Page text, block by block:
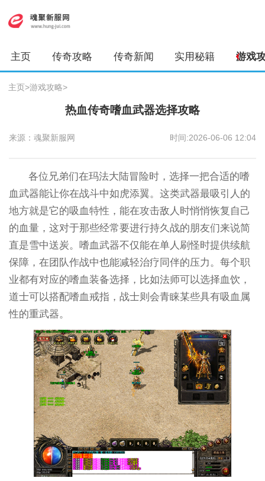
主页 传奇攻略 传奇新闻 实用秘籍 游戏
主页>游戏攻略>
热血传奇嗜血武器选择攻略
来源：魂聚新服网 时间:2026-06-06 12:04
各位兄弟们在玛法大陆冒险时，选择一把合适的嗜
血武器能让你在战斗中如虎添翼。这类武器最吸引人的
地方就是它的吸血特性，能在攻击敌人时悄悄恢复自己
的血量，这对于那些经常要进行持久战的朋友们来说简
直是雪中送炭。嗜血武器不仅能在单人刷怪时提供续航
保障，在团队作战中也能减轻治疗同伴的压力。每个职
业都有对应的嗜血装备选择，比如法师可以选择血饮，
道士可以搭配嗜血戒指，战士则会青睐某些具有吸血属
性的重武器。